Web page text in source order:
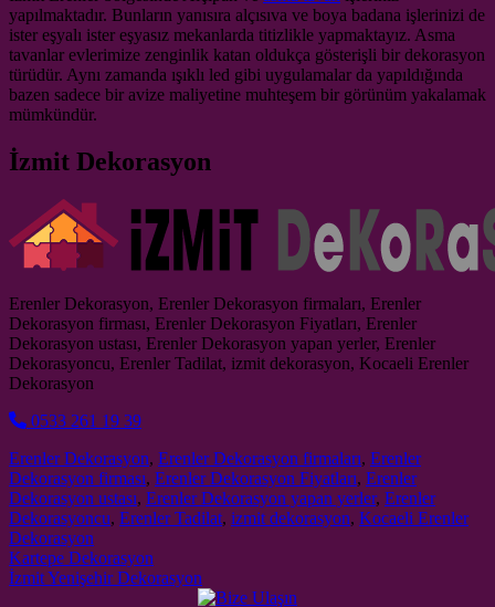
yapılmaktadır. Bunların yanısıra alçısıva ve boya badana işlerinizi de
ister eşyalı ister eşyasız mekanlarda titizlikle yapmaktayız. Asma
tavanlar evlerimize zenginlik katan oldukça gösterişli bir dekorasyon
türüdür. Aynı zamanda ışıklı led gibi uygulamalar da yapıldığında
bazen sadece bir avize maliyetine muhteşem bir görünüm yakalamak
mümkündür.
İzmit Dekorasyon
Erenler Dekorasyon, Erenler Dekorasyon firmaları, Erenler
Dekorasyon firması, Erenler Dekorasyon Fiyatları, Erenler
Dekorasyon ustası, Erenler Dekorasyon yapan yerler, Erenler
Dekorasyoncu, Erenler Tadilat, izmit dekorasyon, Kocaeli Erenler
Dekorasyon
0533 261 19 39
Erenler Dekorasyon, Erenler Dekorasyon firmaları, Erenler
Dekorasyon firması, Erenler Dekorasyon Fiyatları, Erenler
Dekorasyon ustası, Erenler Dekorasyon yapan yerler, Erenler
Dekorasyoncu, Erenler Tadilat, izmit dekorasyon, Kocaeli Erenler
Dekorasyon
Post navigation
Kartepe Dekorasyon
İzmit Yenişehir Dekorasyon